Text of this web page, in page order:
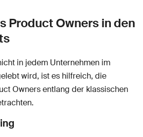
Product Owners in den
in jedem Unternehmen im
wird, ist es hilfreich, die
Owners entlang der klassischen